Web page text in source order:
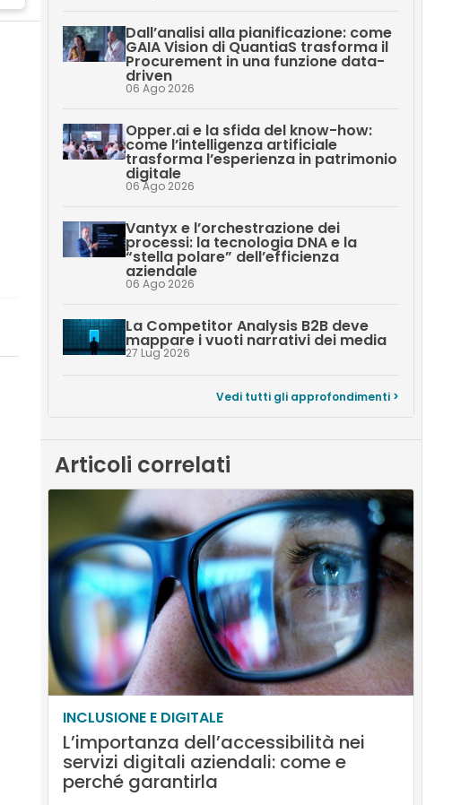
Dall’analisi alla pianificazione: come
GAIA Vision di QuantiaS trasforma il
Procurement in una funzione data-
driven
06 Ago 2026
Opper.ai e la sfida del know-how:
come l’intelligenza artificiale
trasforma l’esperienza in patrimonio
digitale
06 Ago 2026
Vantyx e l’orchestrazione dei
processi: la tecnologia DNA e la
“stella polare” dell’efficienza
aziendale
06 Ago 2026
La Competitor Analysis B2B deve
mappare i vuoti narrativi dei media
27 Lug 2026
Vedi tutti gli approfondimenti >
Articoli correlati
INCLUSIONE E DIGITALE
L’importanza dell’accessibilità nei
servizi digitali aziendali: come e
perché garantirla